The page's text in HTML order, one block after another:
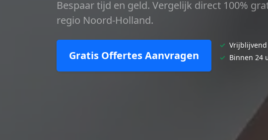
Bespaar tijd en geld. Vergelijk direct 100%
regio Noord-Holland.
Gratis Offertes Aanvragen
✓
✓ Binnen 24